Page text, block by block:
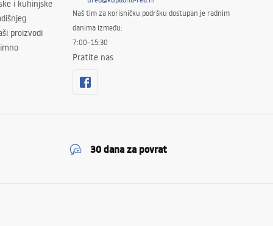
i kuhinjske
proizvodi
Naš tim za korisničku podršku dostupan je radnim
danima između:
7:00–15:30
Pratite nas
30 dana za povrat